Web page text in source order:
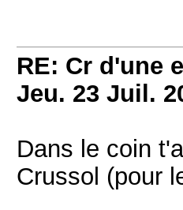
RE: Cr d'une
Jeu. 23 Juil.
Dans le coin
Crussol (pour